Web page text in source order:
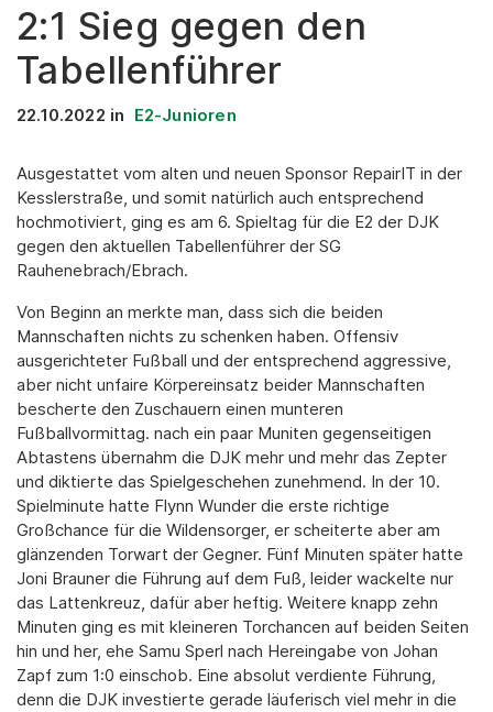
2:1 Sieg gegen den
Tabellenführer
22.10.2022 in E2-Junioren
Ausgestattet vom alten und neuen Sponsor RepairIT in der
Kesslerstraße, und somit natürlich auch entsprechend
hochmotiviert, ging es am 6. Spieltag für die E2 der DJK
gegen den aktuellen Tabellenführer der SG
Rauhenebrach/Ebrach.
Von Beginn an merkte man, dass sich die beiden
Mannschaften nichts zu schenken haben. Offensiv
ausgerichteter Fußball und der entsprechend aggressive,
aber nicht unfaire Körpereinsatz beider Mannschaften
bescherte den Zuschauern einen munteren
Fußballvormittag. nach ein paar Muniten gegenseitigen
Abtastens übernahm die DJK mehr und mehr das Zepter
und diktierte das Spielgeschehen zunehmend. In der 10.
Spielminute hatte Flynn Wunder die erste richtige
Großchance für die Wildensorger, er scheiterte aber am
glänzenden Torwart der Gegner. Fünf Minuten später hatte
Joni Brauner die Führung auf dem Fuß, leider wackelte nur
das Lattenkreuz, dafür aber heftig. Weitere knapp zehn
Minuten ging es mit kleineren Torchancen auf beiden Seiten
hin und her, ehe Samu Sperl nach Hereingabe von Johan
Zapf zum 1:0 einschob. Eine absolut verdiente Führung,
denn die DJK investierte gerade läuferisch viel mehr in die